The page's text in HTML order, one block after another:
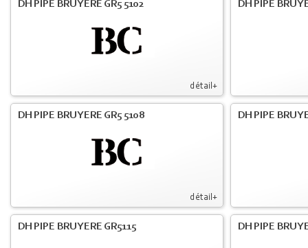
détail+
DH PIPE BRUYERE GR5 5102 DH PIPE
détail+
DH PIPE BRUYERE GR5 5108 DH PIPE
DH PIPE BRUYERE GR5115 DH PIPE